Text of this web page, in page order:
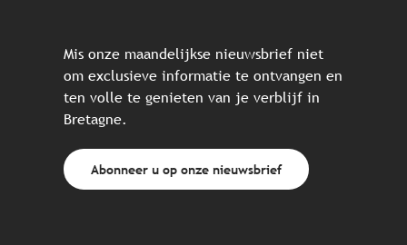
Mis onze maandelijkse nieuwsbrief niet
om exclusieve informatie te ontvangen en
ten volle te genieten van je verblijf in
Bretagne.
Abonneer u op onze nieuwsbrief